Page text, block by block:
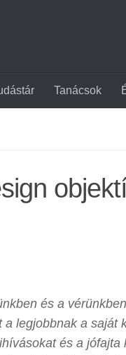
Tanácsok
és a
legjobbnak a saját
és a jófajta